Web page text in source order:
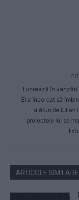
Lucrează în vânzări
El a încercat să
alături de Iulian
proiectele lui se
ARTICOLE SIMILARE